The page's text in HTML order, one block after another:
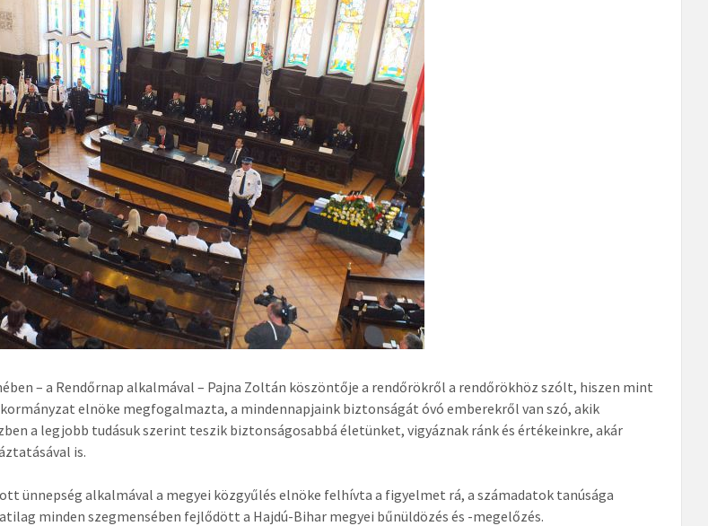
– a Rendőrnap alkalmával – Pajna Zoltán köszöntője a rendőrökről a rendőrökhöz szólt, hiszen mint
elnöke megfogalmazta, a mindennapjaink biztonságát óvó emberekről van szó, akik
a legjobb tudásuk szerint teszik biztonságosabbá életünket, vigyáznak ránk és értékeinkre, akár
is.
ünnepség alkalmával a megyei közgyűlés elnöke felhívta a figyelmet rá, a számadatok tanúsága
minden szegmensében fejlődött a Hajdú-Bihar megyei bűnüldözés és -megelőzés.